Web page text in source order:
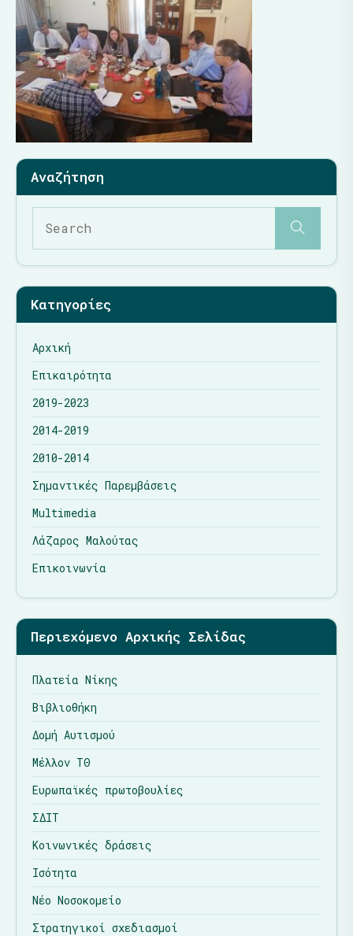
Κατηγορίες
Αρχική
Επικαιρότητα
2019-2023
2014-2019
2010-2014
Σημαντικές Παρεμβάσεις
Multimedia
Λάζαρος Μαλούτας
Επικοινωνία
Περιεχόμενο Αρχικής Σελίδας
Πλατεία Νίκης
Βιβλιοθήκη
Δομή Αυτισμού
Μέλλον ΤΘ
Ευρωπαϊκές πρωτοβουλίες
ΣΔΙΤ
Κοινωνικές δράσεις
Ισότητα
Νέο Νοσοκομείο
Στρατηγικοί σχεδιασμοί